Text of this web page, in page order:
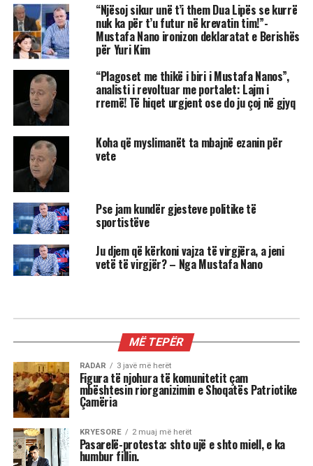
“Njësoj sikur unë t’i them Dua Lipës se kurrë
nuk ka për t’u futur në krevatin tim!”-
Mustafa Nano ironizon deklaratat e Berishës
për Yuri Kim
“Plagoset me thikë i biri i Mustafa Nanos”,
analisti i revoltuar me portalet: Lajm i
rremë! Të hiqet urgjent ose do ju çoj në gjyq
Koha që myslimanët ta mbajnë ezanin për
vete
Pse jam kundër gjesteve politike të
sportistëve
Ju djem që kërkoni vajza të virgjëra, a jeni
vetë të virgjër? – Nga Mustafa Nano
MË TEPËR
RADAR 3 javë më herët
Figura të njohura të komunitetit çam
mbështesin riorganizimin e Shoqatës Patriotike
Çamëria
KRYESORE 2 muaj më herët
Pasarelë-protesta: shto ujë e shto miell, e ka
humbur fillin.